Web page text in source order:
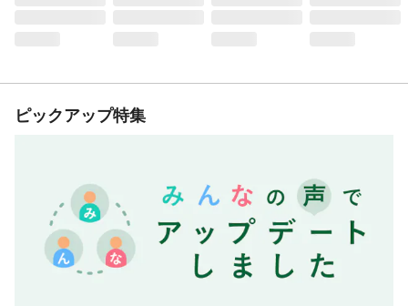
ピックアップ特集